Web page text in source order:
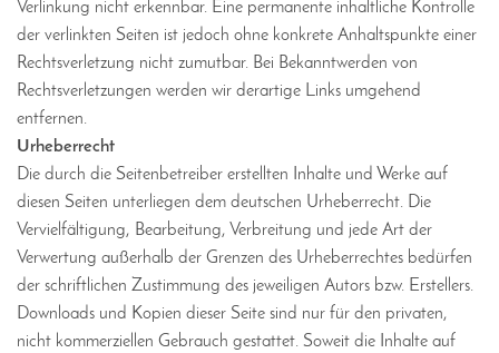
Verlinkung nicht erkennbar. Eine permanente inhaltliche Kontrolle
der verlinkten Seiten ist jedoch ohne konkrete Anhaltspunkte einer
Rechtsverletzung nicht zumutbar. Bei Bekanntwerden von
Rechtsverletzungen werden wir derartige Links umgehend
entfernen.
Urheberrecht
Die durch die Seitenbetreiber erstellten Inhalte und Werke auf
diesen Seiten unterliegen dem deutschen Urheberrecht. Die
Vervielfältigung, Bearbeitung, Verbreitung und jede Art der
Verwertung außerhalb der Grenzen des Urheberrechtes bedürfen
der schriftlichen Zustimmung des jeweiligen Autors bzw. Erstellers.
Downloads und Kopien dieser Seite sind nur für den privaten,
nicht kommerziellen Gebrauch gestattet. Soweit die Inhalte auf